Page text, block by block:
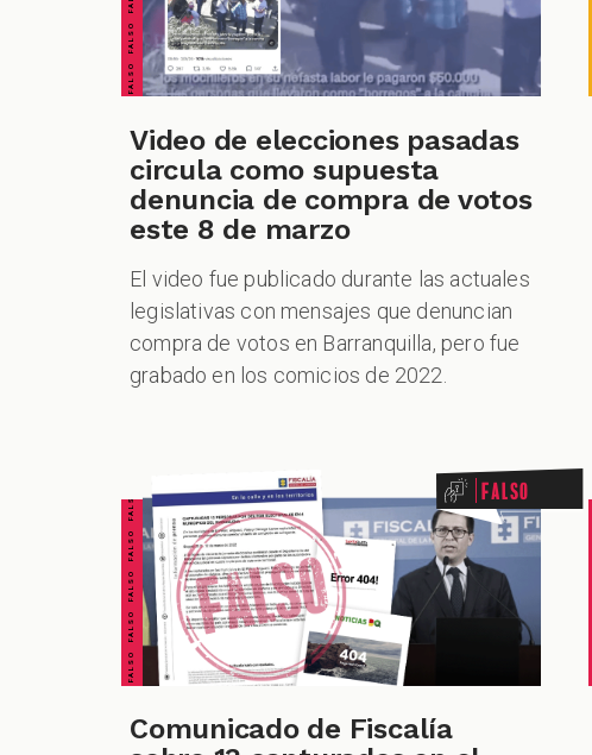
Video de elecciones pasadas
circula como supuesta
denuncia de compra de votos
este 8 de marzo
El video fue publicado durante las actuales
legislativas con mensajes que denuncian
compra de votos en Barranquilla, pero fue
grabado en los comicios de 2022.
FALSO FALSO FALSO FALSO FALSO FALSO FALSO Falso
Comunicado de Fiscalía